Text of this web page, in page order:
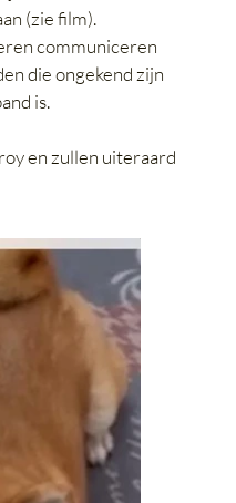
(zie film).
communiceren
die ongekend zijn
is.
en zullen uiteraard